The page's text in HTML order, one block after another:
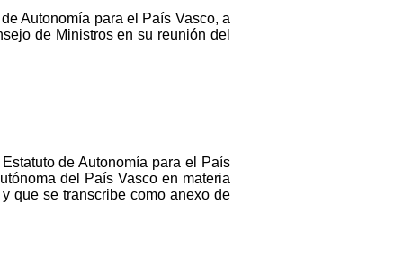
Autonomía para el País Vasco, a
de Ministros en su reunión del
de Autonomía para el País
del País Vasco en materia
que se transcribe como anexo de